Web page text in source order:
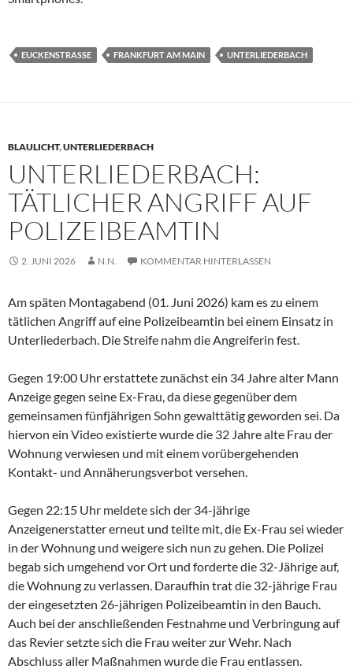
EUCKENSTRASSE FRANKFURT AM MAIN UNTERLIEDERBACH
BLAULICHT,UNTERLIEDERBACH
UNTERLIEDERBACH:
TÄTLICHER ANGRIFF AUF
POLIZEIBEAMTIN
2. JUNI 2026 N.N. KOMMENTAR HINTERLASSEN
Am späten Montagabend (01. Juni 2026) kam es zu einem
tätlichen Angriff auf eine Polizeibeamtin bei einem Einsatz in
Unterliederbach. Die Streife nahm die Angreiferin fest.
Gegen 19:00 Uhr erstattete zunächst ein 34 Jahre alter Mann
Anzeige gegen seine Ex-Frau, da diese gegenüber dem
gemeinsamen fünfjährigen Sohn gewalttätig geworden sei. Da
hiervon ein Video existierte wurde die 32 Jahre alte Frau der
Wohnung verwiesen und mit einem vorübergehenden
Kontakt- und Annäherungsverbot versehen.
Gegen 22:15 Uhr meldete sich der 34-jährige
Anzeigenerstatter erneut und teilte mit, die Ex-Frau sei wieder
in der Wohnung und weigere sich nun zu gehen. Die Polizei
begab sich umgehend vor Ort und forderte die 32-Jährige auf,
die Wohnung zu verlassen. Daraufhin trat die 32-jährige Frau
der eingesetzten 26-jährigen Polizeibeamtin in den Bauch.
Auch bei der anschließenden Festnahme und Verbringung auf
das Revier setzte sich die Frau weiter zur Wehr. Nach
Abschluss aller Maßnahmen wurde die Frau entlassen.